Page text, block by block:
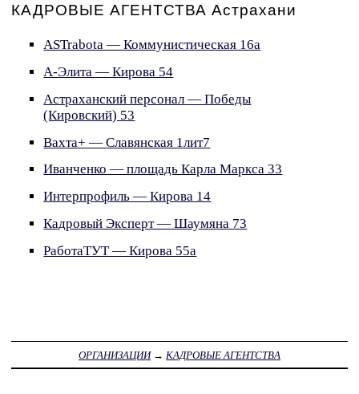
КАДРОВЫЕ АГЕНТСТВА Астрахани
ASTrabota — Коммунистическая 16а
А-Элита — Кирова 54
Астраханский персонал — Победы
(Кировский) 53
Вахта+ — Славянская 1лит7
Иванченко — площадь Карла Маркса 33
Интерпрофиль — Кирова 14
Кадровый Эксперт — Шаумяна 73
РаботаТУТ — Кирова 55а
ОРГАНИЗАЦИИ→ КАДРОВЫЕ АГЕНТСТВА